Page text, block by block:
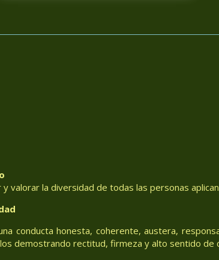
y valorar la diversidad de todas las personas
conducta honesta, coherente, austera,
demostrando rectitud, firmeza y alto sentido de